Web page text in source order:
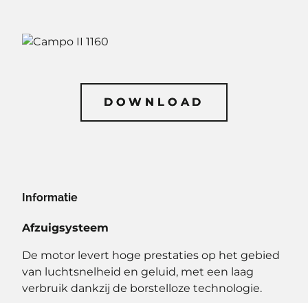
DOWNLOAD
DOWNLOAD
Informatie
Afzuigsysteem
De motor levert hoge prestaties op het gebied
van luchtsnelheid en geluid, met een laag
verbruik dankzij de borstelloze technologie.